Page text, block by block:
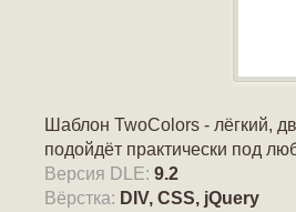
Шаблон TwoColors - лёгкий,
подойдёт практически под
Версия DLE: 9.2
Вёрстка: DIV, CSS, jQuery